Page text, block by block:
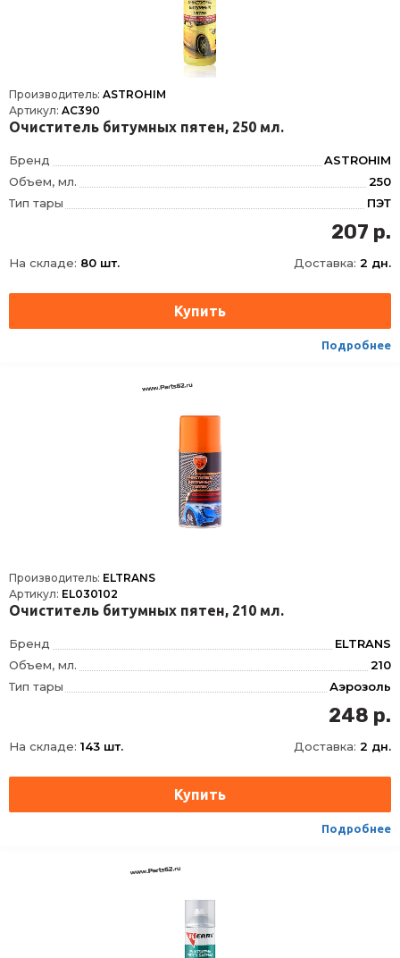
Производитель: ASTROHIM
Артикул: AC390
Очиститель битумных пятен, 250 мл.
Бренд
ASTROHIM
Объем, мл.
250
Тип тары
ПЭТ
207 р.
На складе: 80 шт. Доставка: 2 дн.
Подробнее
Производитель: ELTRANS
Артикул: EL030102
Очиститель битумных пятен, 210 мл.
Бренд
ELTRANS
Объем, мл.
210
Тип тары
Аэрозоль
248 р.
На складе: 143 шт. Доставка: 2 дн.
Подробнее